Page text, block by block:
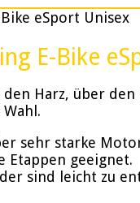
E-Bike
Harz, über
sehr starke
Etappen geeignet.
sind leicht zu